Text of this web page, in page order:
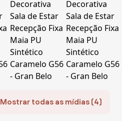
Mostrar todas as mídias (4)